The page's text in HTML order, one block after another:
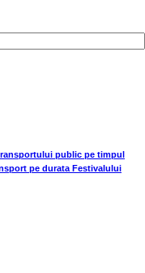
public pe timpul
pe durata Festivalului